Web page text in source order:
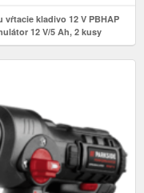
vŕtacie kladivo 12 V PBHAP
12 V/5 Ah, 2 kusy